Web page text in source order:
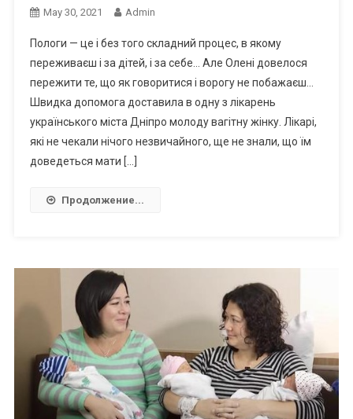
May 30, 2021 Admin
Пологи — це і без того складний процес, в якому
переживаєш і за дітей, і за себе… Але Олені довелося
пережити те, що як говоритися і ворогу не побажаєш…
Швидка допомога доставила в одну з лікарень
українського міста Дніпро молоду вагітну жінку. Лікарі,
які не чекали нічого незвичайного, ще не знали, що їм
доведеться мати […]
Продолжение...